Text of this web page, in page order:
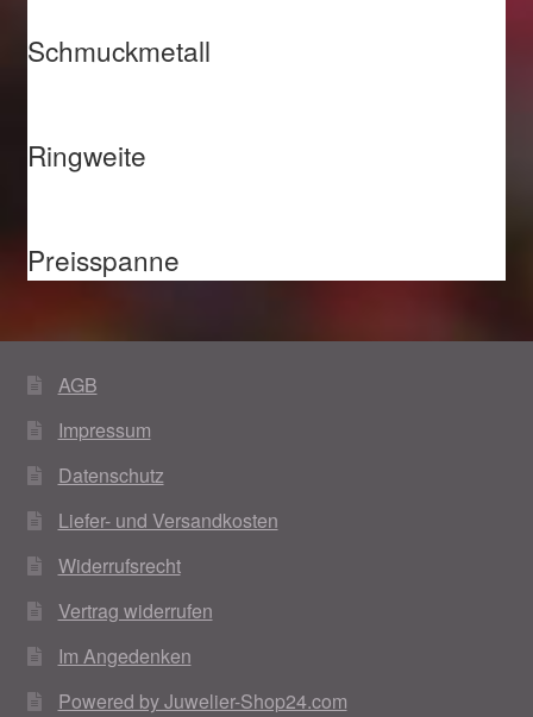
Schmuckmetall
Ringweite
Preisspanne
AGB
Impressum
Datenschutz
Liefer- und Versandkosten
Widerrufsrecht
Vertrag widerrufen
Im Angedenken
Powered by Juwelier-Shop24.com